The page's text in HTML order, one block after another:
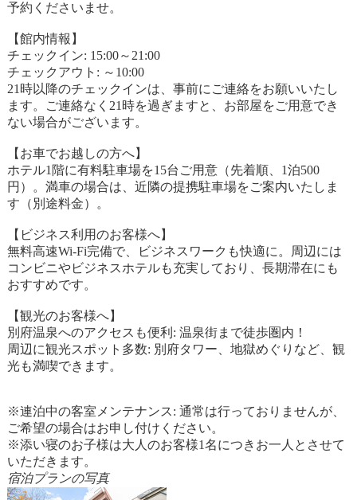
予約くださいませ。
【館内情報】
チェックイン: 15:00～21:00
チェックアウト: ～10:00
21時以降のチェックインは、事前にご連絡をお願いいたし
ます。ご連絡なく21時を過ぎますと、お部屋をご用意でき
ない場合がございます。
【お車でお越しの方へ】
ホテル1階に有料駐車場を15台ご用意（先着順、1泊500
円）。満車の場合は、近隣の提携駐車場をご案内いたしま
す（別途料金）。
【ビジネス利用のお客様へ】
無料高速Wi-Fi完備で、ビジネスワークも快適に。周辺には
コンビニやビジネスホテルも充実しており、長期滞在にも
おすすめです。
【観光のお客様へ】
別府温泉へのアクセスも便利: 温泉街まで徒歩圏内！
周辺に観光スポット多数: 別府タワー、地獄めぐりなど、観
光も満喫できます。
※連泊中の客室メンテナンス: 通常は行っておりませんが、
ご希望の場合はお申し付けください。
※添い寝のお子様は大人のお客様1名につきお一人とさせて
いただきます。
宿泊プランの写真